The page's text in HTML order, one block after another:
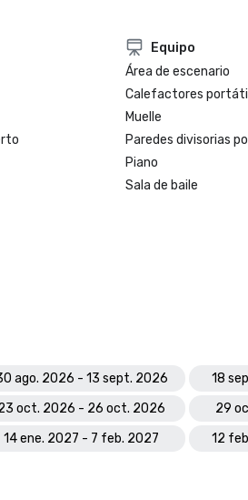
Equipo
Área de escenario
Calefactores
Muelle
Paredes divisorias
Piano
Sala de baile
ago. 2026 - 13 sept. 2026
18
oct. 2026 - 26 oct. 2026
29
14 ene. 2027 - 7 feb. 2027
12